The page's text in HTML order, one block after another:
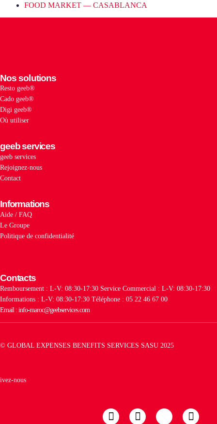
FOOD MARKET — CASABLANCA
Nos solutions
Resto geeb®
Cado geeb®
Digi geeb®
Où utiliser
geeb services
geeb services
Rejoignez-nous
Contact
Informations
Aide / FAQ
Le Groupe
Politique de confidentialité
Contacts
Remboursement : L-V: 08:30-17:30 Service Commercial : L-V: 08:30-17:30
Informations : L-V: 08:30-17:30 Téléphone : 05 22 46 67 00
Email : info-maroc@geebservices.com
© GLOBAL EXPENSES BENEFITS SERVICES SASU 2025
nous